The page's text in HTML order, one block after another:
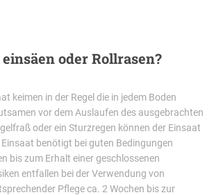
einsäen oder Rollrasen?
keimen in der Regel die in jedem Boden
vor dem Auslaufen des ausgebrachten
oder ein Sturzregen können der Einsaat
benötigt bei guten Bedingungen
bis zum Erhalt einer geschlossenen
entfallen bei der Verwendung von
Pflege ca. 2 Wochen bis zur